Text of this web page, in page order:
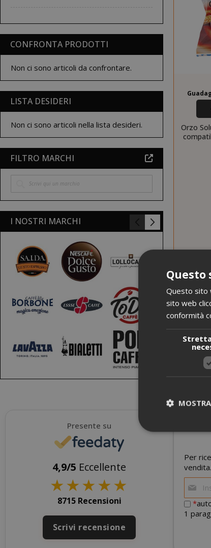
Orzo
CONFRONTA PRODOTTI
Non ci sono articoli da confrontare.
LISTA DESIDERI
Non ci sono articoli nella lista desideri.
FILTRO MARCHI
I NOSTRI MARCHI
Presente su
4,9/5 Eccellente
★★★★★
8715 Recensioni
Scrivi recensione
Per
vendita.
*
1
Questo
Questo sito
sito web
conformità
I cookie
NOME